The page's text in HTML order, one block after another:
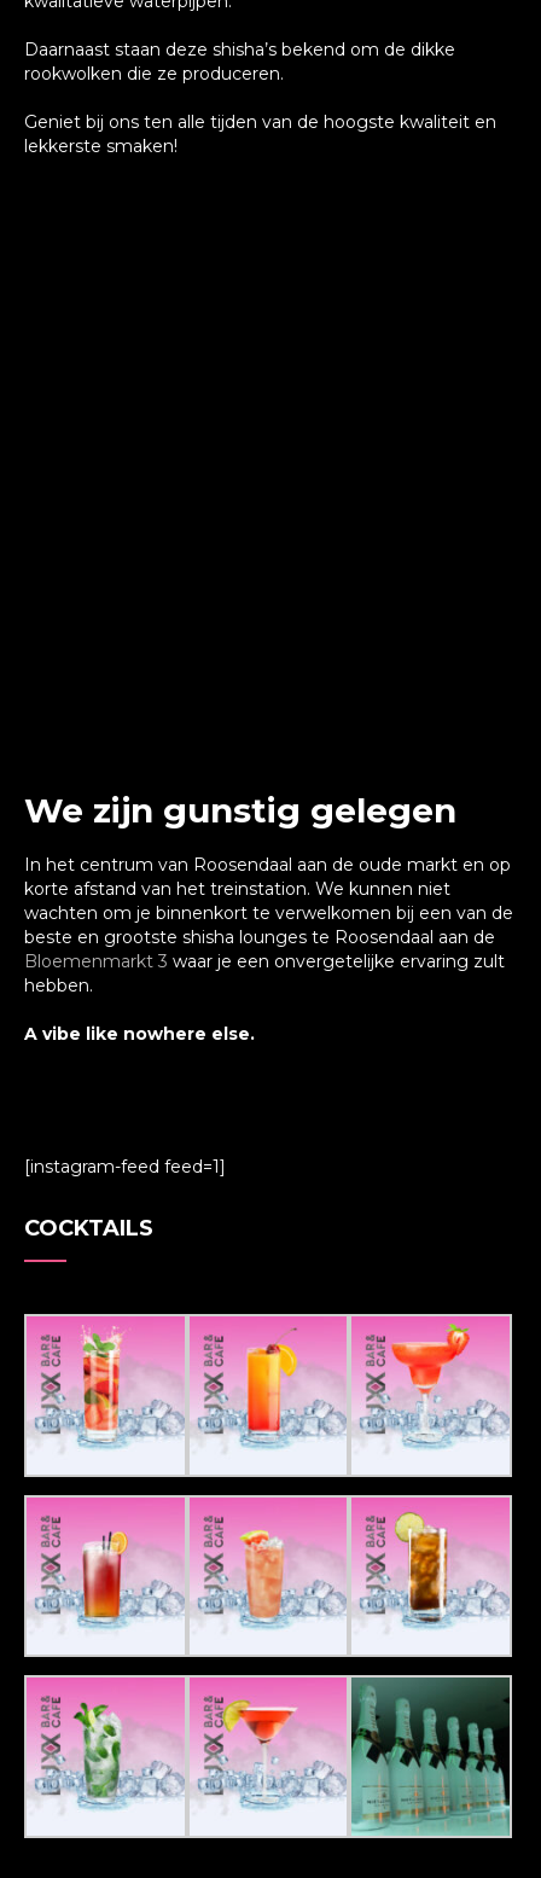
Daarnaast staan deze shisha’s bekend om de dikke
rookwolken die ze produceren.
Geniet bij ons ten alle tijden van de hoogste kwaliteit en
lekkerste smaken!
We zijn gunstig gelegen
In het centrum van Roosendaal aan de oude markt en op
korte afstand van het treinstation. We kunnen niet
wachten om je binnenkort te verwelkomen bij een van de
beste en grootste shisha lounges te Roosendaal aan de
Bloemenmarkt 3 waar je een onvergetelijke ervaring zult
hebben.
A vibe like nowhere else.
[instagram-feed feed=1]
COCKTAILS